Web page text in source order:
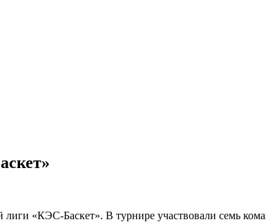
«КЭС-Баскет». В турнире участвовали семь